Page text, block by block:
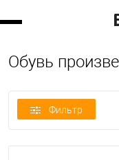
Обувь
Фильтр